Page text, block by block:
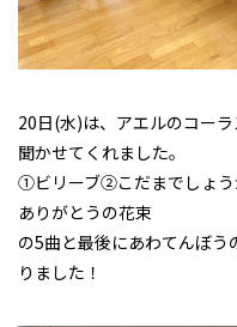
20日(水)は、アエルのコー
聞かせてくれました。
①ビリーブ②こだまでしょ
ありがとうの花束
の5曲と最後にあわてんぼう
りました！